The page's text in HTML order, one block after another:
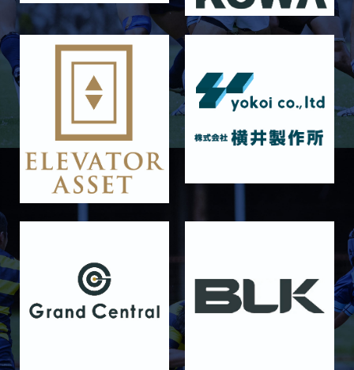
2025/11/29
GALLERY
11月29日 同志社大学Jr.col.
2025/11/23
GALLERY
11月23日 摂南大学
2025/11/22
GALLERY
11月22日 摂南大学Jr.Col
2025/11/15
GALLERY
11月16日 関西大学Jr.Col
2025/11/09
10月25日 天理大学Jr.Col.
2025/10/19
10月19日 天理大学
GALLERY
10月18日 京都産業大学Jr.Col.